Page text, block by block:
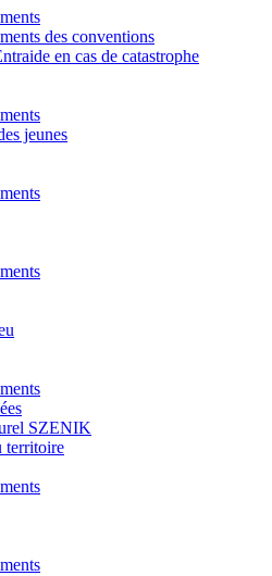
des conventions
en cas de catastrophe
jeunes
SZENIK
territoire